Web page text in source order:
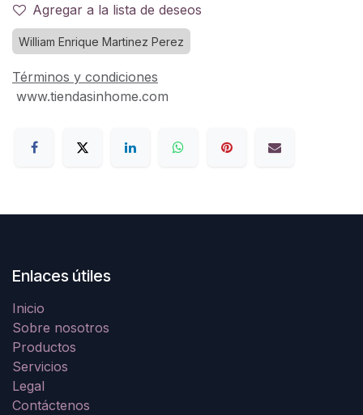
Agregar a la lista de deseos
William Enrique Martinez Perez
Términos y condiciones
www.tiendasinhome.com
Enlaces útiles
Inicio
Sobre nosotros
Productos
Servicios
Legal
Contáctenos